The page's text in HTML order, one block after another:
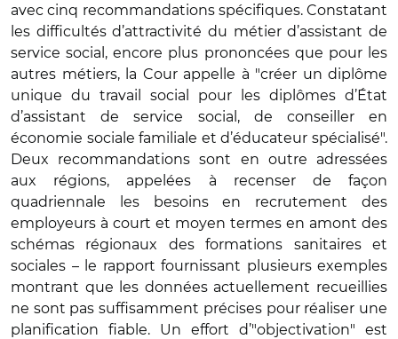
avec cinq recommandations spécifiques. Constatant
les difficultés d’attractivité du métier d’assistant de
service social, encore plus prononcées que pour les
autres métiers, la Cour appelle à "créer un diplôme
unique du travail social pour les diplômes d’État
d’assistant de service social, de conseiller en
économie sociale familiale et d’éducateur spécialisé".
Deux recommandations sont en outre adressées
aux régions, appelées à recenser de façon
quadriennale les besoins en recrutement des
employeurs à court et moyen termes en amont des
schémas régionaux des formations sanitaires et
sociales – le rapport fournissant plusieurs exemples
montrant que les données actuellement recueillies
ne sont pas suffisamment précises pour réaliser une
planification fiable. Un effort d’"objectivation" est